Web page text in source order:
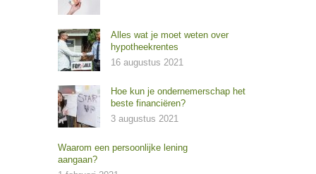
Alles wat je moet weten over
hypotheekrentes
16 augustus 2021
Hoe kun je ondernemerschap het
beste financiëren?
3 augustus 2021
Waarom een persoonlijke lening
aangaan?